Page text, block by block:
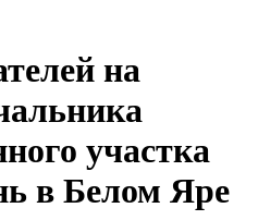
на
участка
в Белом Яре